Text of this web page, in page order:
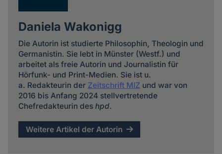
Daniela Wakonigg
Die Autorin ist studierte Philosophin, Theologin und
Germanistin. Sie lebt in Münster (Westf.) und
arbeitet als freie Autorin und Journalistin für
Hörfunk- und Print-Medien. Sie ist u.
a. Redakteurin der Zeitschrift MIZ und war von
2016 bis Anfang 2024 stellvertretende
Chefredakteurin des hpd.
Weitere Artikel der Autorin